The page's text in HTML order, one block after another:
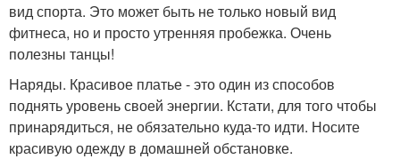
вид спорта. Это может быть не только новый вид
фитнеса, но и просто утренняя пробежка. Очень
полезны танцы!
Наряды. Красивое платье - это один из способов
поднять уровень своей энергии. Кстати, для того чтобы
принарядиться, не обязательно куда-то идти. Носите
красивую одежду в домашней обстановке.